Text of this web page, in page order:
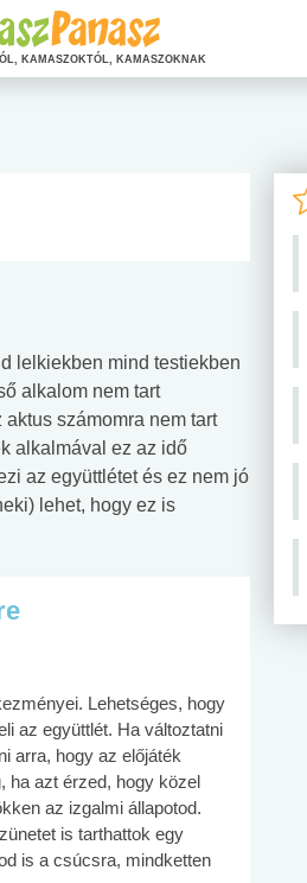
lelkiekben mind testiekben
alkalom nem tart
számomra nem tart
alkalmával ez az idő
az együttlétet és ez nem jó
lehet, hogy ez is
Lehetséges, hogy
az együttlét. Ha változtatni
arra, hogy az előjáték
ha azt érzed, hogy közel
az izgalmi állapotod.
is tarthattok egy
is a csúcsra, mindketten
KAMASZOKTÓL, KAMASZOKNAK